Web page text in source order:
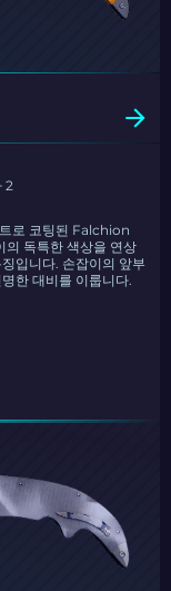
2
로 코팅된 Falchion
독특한 색상을 연상
입니다. 손잡이의 앞부
한 대비를 이룹니다.